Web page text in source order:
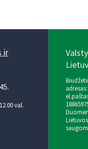
ir
val.